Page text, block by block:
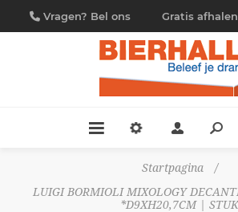
Vragen? Bel ons
09/230.88.44
Gratis
Startpagina
/
LUIGI BORMIOLI MIXOLOGY
*D9XH20,7CM | STUK